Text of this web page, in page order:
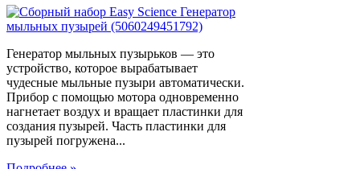
Генератор мыльных пузырьков — это
устройство, которое вырабатывает
чудесные мыльные пузыри автоматически.
Прибор с помощью мотора одновременно
нагнетает воздух и вращает пластинки для
создания пузырей. Часть пластинки для
пузырей погружена...